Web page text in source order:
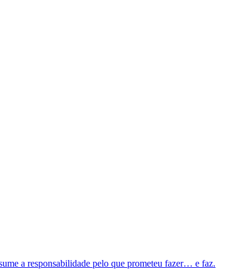
a responsabilidade pelo que prometeu fazer… e faz.